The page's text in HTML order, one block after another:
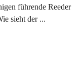
führende Reeder
sieht der ...